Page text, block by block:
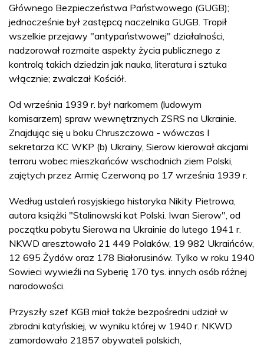
Głównego Bezpieczeństwa Państwowego (GUGB);
jednocześnie był zastępcą naczelnika GUGB. Tropił
wszelkie przejawy "antypaństwowej" działalności,
nadzorował rozmaite aspekty życia publicznego z
kontrolą takich dziedzin jak nauka, literatura i sztuka
włącznie; zwalczał Kościół.
Od września 1939 r. był narkomem (ludowym
komisarzem) spraw wewnętrznych ZSRS na Ukrainie.
Znajdując się u boku Chruszczowa - wówczas I
sekretarza KC WKP (b) Ukrainy, Sierow kierował akcjami
terroru wobec mieszkańców wschodnich ziem Polski,
zajętych przez Armię Czerwoną po 17 września 1939 r.
Według ustaleń rosyjskiego historyka Nikity Pietrowa,
autora książki "Stalinowski kat Polski. Iwan Sierow", od
początku pobytu Sierowa na Ukrainie do lutego 1941 r.
NKWD aresztowało 21 449 Polaków, 19 982 Ukraińców,
12 695 Żydów oraz 178 Białorusinów. Tylko w roku 1940
Sowieci wywieźli na Syberię 170 tys. innych osób różnej
narodowości.
Przyszły szef KGB miał także bezpośredni udział w
zbrodni katyńskiej, w wyniku której w 1940 r. NKWD
zamordowało 21857 obywateli polskich,